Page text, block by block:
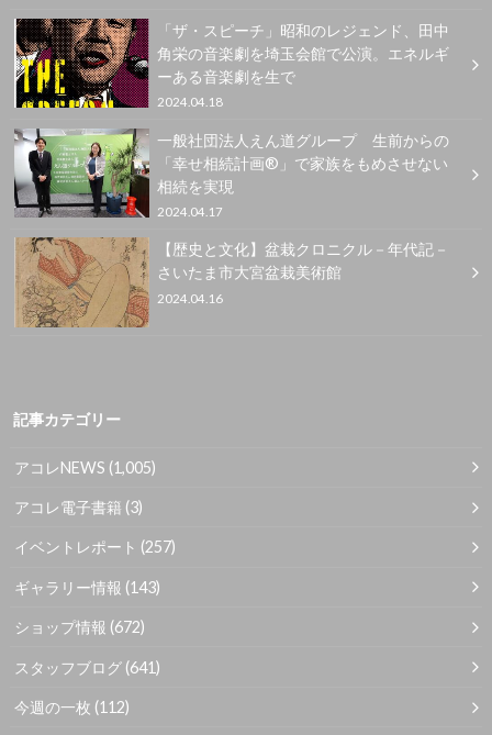
「ザ・スピーチ」昭和のレジェンド、田中
角栄の音楽劇を埼⽟会館で公演。エネルギ
ーある音楽劇を生で
2024.04.18
一般社団法人えん道グループ 生前からの
「幸せ相続計画®」で家族をもめさせない
相続を実現
2024.04.17
【歴史と文化】盆栽クロニクル－年代記－
さいたま市大宮盆栽美術館
2024.04.16
記事カテゴリー
アコレNEWS (1,005)
アコレ電子書籍 (3)
イベントレポート (257)
ギャラリー情報 (143)
ショップ情報 (672)
スタッフブログ (641)
今週の一枚 (112)